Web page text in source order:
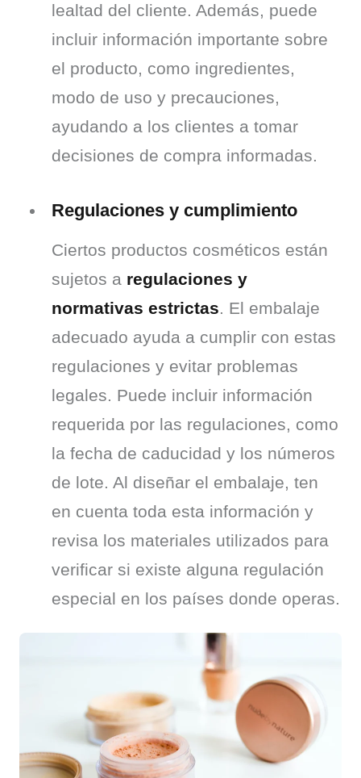
lealtad del cliente. Además, puede
incluir información importante sobre
el producto, como ingredientes,
modo de uso y precauciones,
ayudando a los clientes a tomar
decisiones de compra informadas.
Regulaciones y cumplimiento
Ciertos productos cosméticos están
sujetos a regulaciones y
normativas estrictas. El embalaje
adecuado ayuda a cumplir con estas
regulaciones y evitar problemas
legales. Puede incluir información
requerida por las regulaciones, como
la fecha de caducidad y los números
de lote. Al diseñar el embalaje, ten
en cuenta toda esta información y
revisa los materiales utilizados para
verificar si existe alguna regulación
especial en los países donde operas.